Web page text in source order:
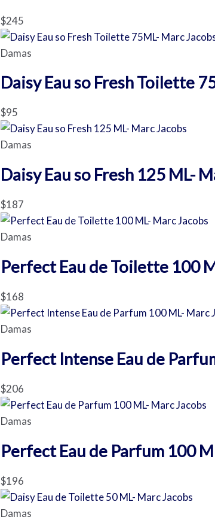
$245
Damas
Daisy Eau so Fresh Toilette
$95
Damas
Daisy Eau so Fresh 125 ML-
$187
Damas
Perfect Eau de Toilette 100
$168
Damas
Perfect Intense Eau de
$206
Damas
Perfect Eau de Parfum 100
$196
Damas